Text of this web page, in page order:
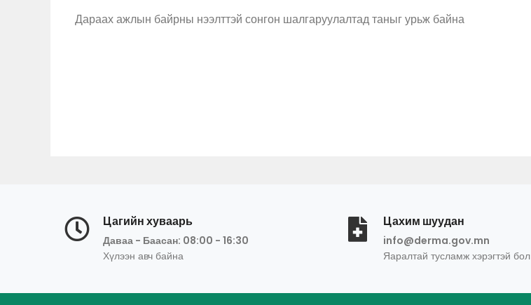
Дараах ажлын байрны нээлттэй сонгон шалгаруулалтад таныг урьж байна
Цагийн хуваарь
Даваа - Баасан: 08:00 - 16:30
Хүлээн авч байна
Цахим шуудан
info@derma.gov.mn
Яаралтай тусламж хэрэгтэй бол